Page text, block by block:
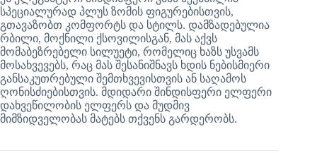
სპეციალურად პლუს ზომის ფიგურებისთვის,
გთავაზობთ კომფორტს და სტილს. დამზადებულია
რბილი, მოქნილი ქსოვილისგან, მას აქვს
მომაბეზრებელი სილუეტი, რომელიც ხაზს უსვამს
მოსახვევებს, რაც მას შესანიშნავს ხდის ნებისმიერი
განსაკუთრებული შემთხვევისთვის ან საღამოს
ღონისძიებისთვის. მდიდარი შინდისფერი ელფერი
დახვეწილობის ელფერს და მუდმივ
მიმზიდველობას მატებს თქვენს გარდერობს.